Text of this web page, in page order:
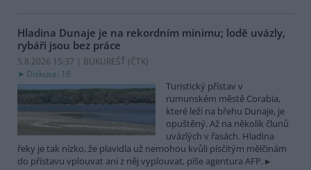
Hladina Dunaje je na rekordním minimu; lodě uvázly,
rybáři jsou bez práce
5.8.2026 15:37 | BUKUREŠŤ (ČTK)
Diskuse: 16
Turistický přístav v
rumunském městě Corabia,
které leží na břehu Dunaje, je
opuštěný. Až na několik člunů
uvázlých v řasách. Hladina
řeky je tak nízko, že plavidla už nemohou kvůli písčitým mělčinám
do přístavu vplouvat ani z něj vyplouvat, píše agentura AFP.